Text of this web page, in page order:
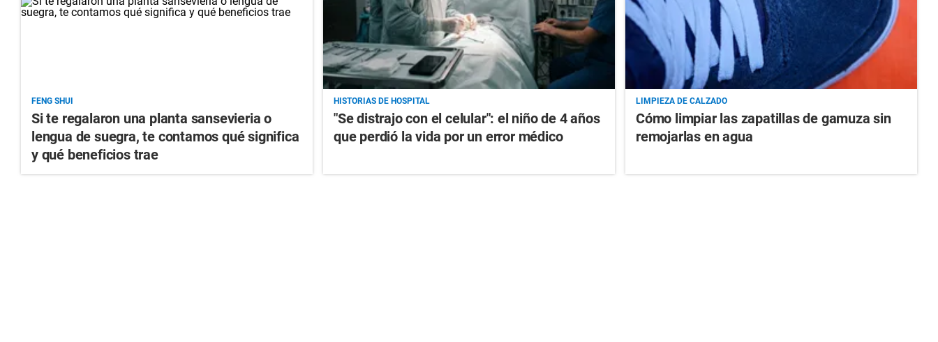
FENG SHUI
Si te regalaron una planta sansevieria o
lengua de suegra, te contamos qué significa
y qué beneficios trae
HISTORIAS DE HOSPITAL
"Se distrajo con el celular": el niño de 4 años
que perdió la vida por un error médico
LIMPIEZA DE CALZADO
Cómo limpiar las zapatillas de gamuza sin
remojarlas en agua